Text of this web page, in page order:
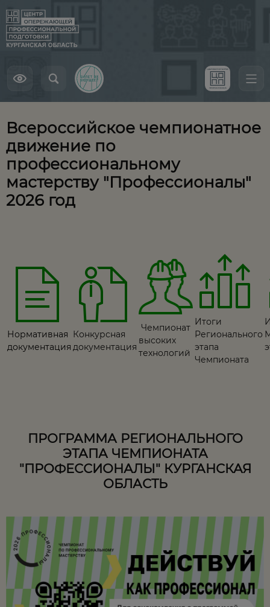
Всероссийское чемпионатное
движение по
профессиональному
мастерству "Профессионалы"
2026 год
Нормативная
документация
Конкурсная
документация
Чемпионат
высоких
технологий
Итоги
Регионального
этапа
Чемпионата
ПРОГРАММА РЕГИОНАЛЬНОГО
ЭТАПА ЧЕМПИОНАТА
"ПРОФЕССИОНАЛЫ" КУРГАНСКАЯ
ОБЛАСТЬ